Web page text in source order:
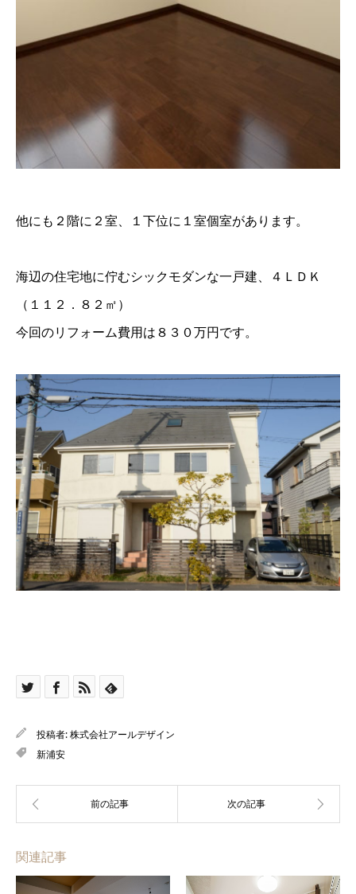
他にも２階に２室、１下位に１室個室があります。
海辺の住宅地に佇むシックモダンな一戸建、４ＬＤＫ
（１１２．８２㎡）
今回のリフォーム費用は８３０万円です。
投稿者:株式会社アールデザイン
新浦安
関連記事